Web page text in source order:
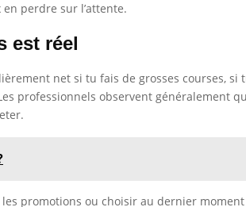
perdre sur l’attente.
est réel
net si tu fais de grosses courses,
professionnels observent généralement
promotions ou choisir au dernier